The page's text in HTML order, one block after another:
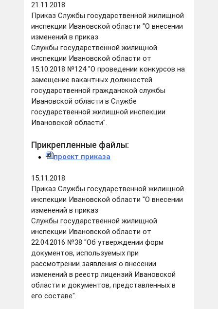
21.11.2018
Приказ Службы государственной жилищной
инспекции Ивановской области "О внесении
изменений в приказ
Службы государственной жилищной
инспекции Ивановской области от
15.10.2018 №124 "О проведении конкурсов на
замещение вакантных должностей
государственной гражданской службы
Ивановской области в Службе
государственной жилищной инспекции
Ивановской области".
Прикрепленные файлы:
проект приказа
15.11.2018
Приказ Службы государственной жилищной
инспекции Ивановской области "О внесении
изменений в приказ
Службы государственной жилищной
инспекции Ивановской области от
22.04.2016 №38 "Об утверждении форм
документов, используемых при
рассмотрении заявления о внесении
изменений в реестр лицензий Ивановской
области и документов, представленных в
его составе".